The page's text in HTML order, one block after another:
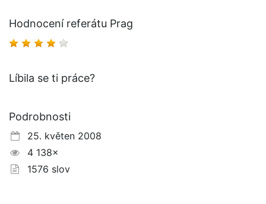
Hodnocení referátu Prag
Líbila se ti práce?
Podrobnosti
25. květen 2008
4 138×
1576 slov